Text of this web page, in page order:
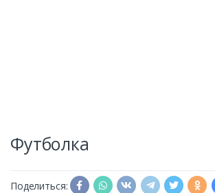
Футболка
Поделиться: